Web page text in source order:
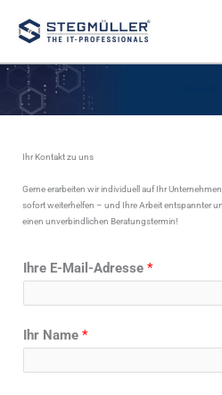
Inhalt
springen
Ihr Kontakt zu uns
Gerne erarbeiten wir individuell auf Ihr
sofort weiterhelfen – und Ihre Arbeit entspannter
einen unverbindlichen Beratungstermin!
Ihre E-Mail-Adresse*
Ihr Name*